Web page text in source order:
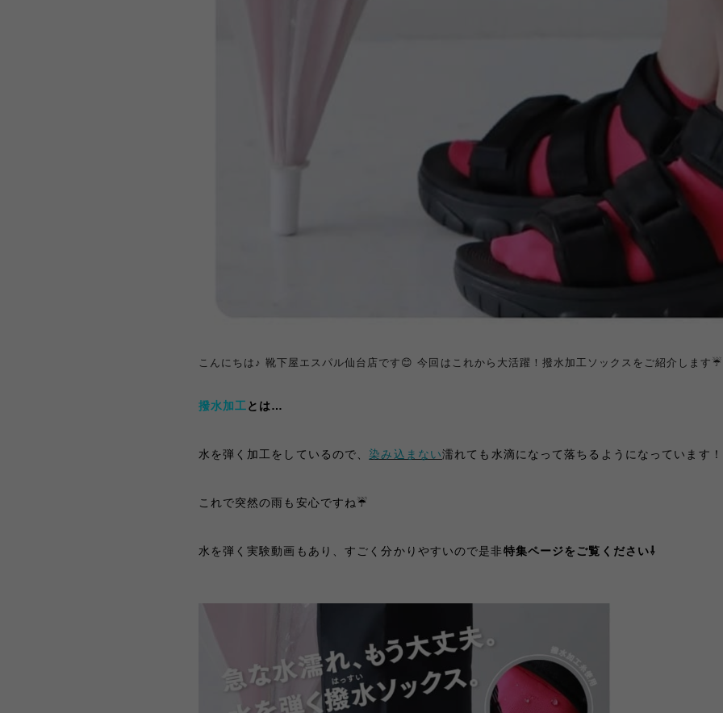
こんにちは♪ 靴下屋エスパル仙台店です😊 今回はこれから大活躍！撥水加工ソックスをご紹介します☔️
撥水加工とは…
水を弾く加工をしているので、染み込まない濡れても水滴になって落ちるようになっています！
これで突然の雨も 安心ですね☔️
水を弾く実験動画もあり、すごく分かりやすいので是非特集ページをご覧ください⇩